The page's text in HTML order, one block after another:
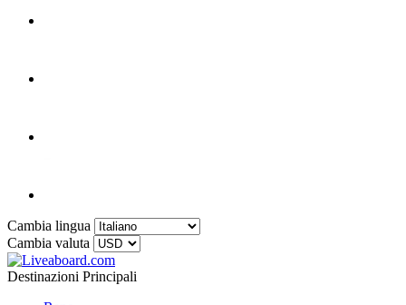
Cambia lingua
Cambia valuta
Destinazioni Principali